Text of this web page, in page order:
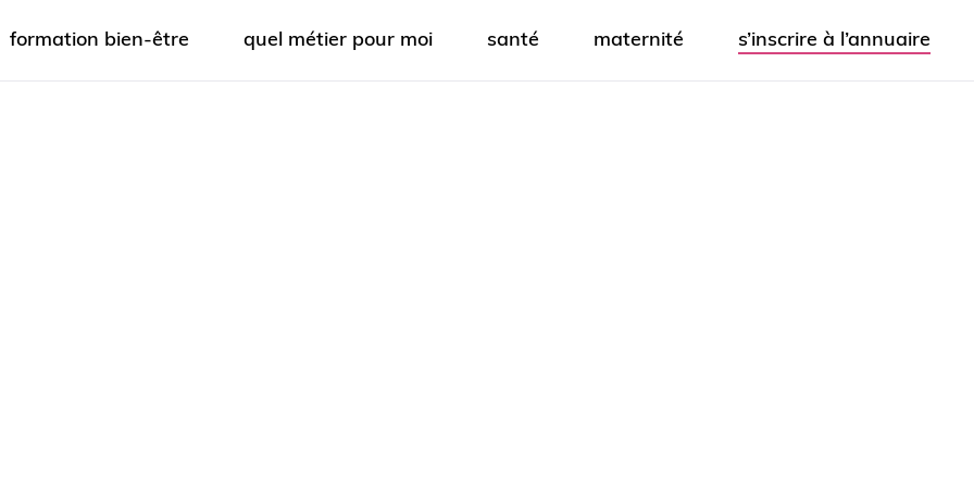
formation bien-être quel métier pour moi santé maternité s’inscrire à l’annuaire